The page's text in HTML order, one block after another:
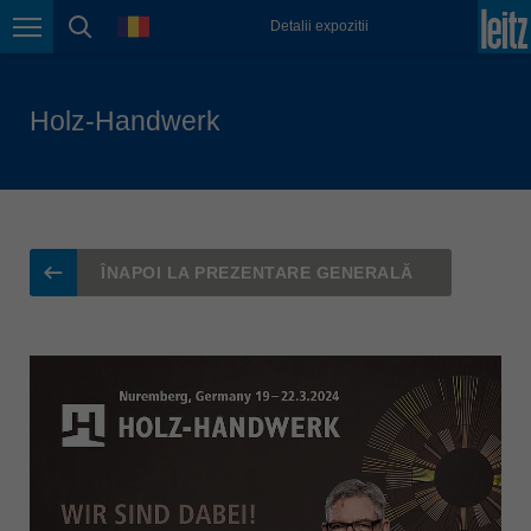
Navigarea în pagină
căutare în pagină
Limbă Detalii expozitii
Malaysia
México
nederlands
deutsch
Polska
polski
Holz-Handwerk
ÎNAPOI LA PREZENTARE GENERALĂ